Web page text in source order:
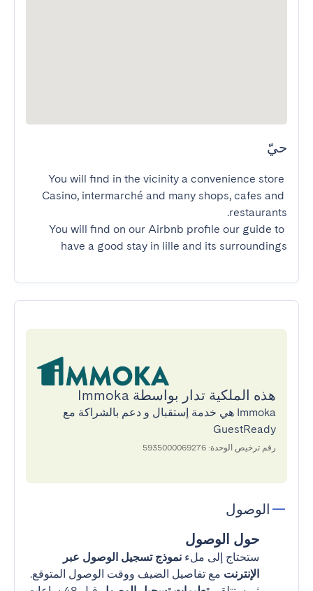
حيّ
You will find in the vicinity a convenience store
Casino, intermarché and many shops, cafes and
You will find on our Airbnb profile our guide to
have a good stay in lille and its surroundings
هذه الملكية تدار بواسطة Immoka
Immoka هي خدمة إستقبال و دعم بالشراكة مع
GuestReady
رقم ترخيص الوحدة: 5935000069276
الوصول
حول الوصول
ستحتاج إلى ملء نموذج تسجيل الوصول عبر
الإنترنت مع تفاصيل الضيف ووقت الوصول المتوقع.